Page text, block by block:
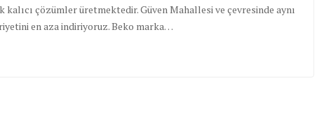
kalıcı çözümler üretmektedir. Güven Mahallesi ve çevresinde aynı
en aza indiriyoruz. Beko marka…